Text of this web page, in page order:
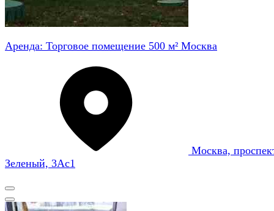
Аренда: Торговое помещение 500 м² Москва
Москва,
Зеленый, 3Ас1